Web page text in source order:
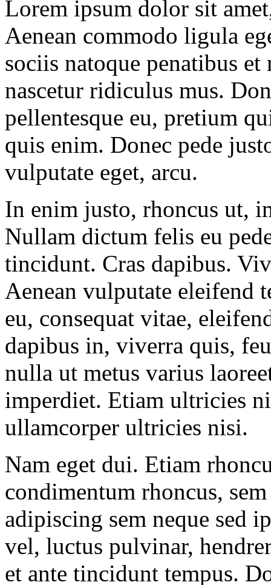
Lorem ipsum dolor sit
Aenean commodo ligula
sociis natoque penatibus
nascetur ridiculus mus.
pellentesque eu, pretium
quis enim. Donec pede
vulputate eget, arcu.
In enim justo, rhoncus ut,
Nullam dictum felis eu
tincidunt. Cras dapibus.
Aenean vulputate eleifend
eu, consequat vitae,
dapibus in, viverra quis,
nulla ut metus varius
imperdiet. Etiam ultricies
ullamcorper ultricies nisi.
Nam eget dui. Etiam
condimentum rhoncus,
adipiscing sem neque sed
vel, luctus pulvinar,
et ante tincidunt tempus.